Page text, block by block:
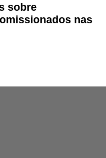
sobre
nas